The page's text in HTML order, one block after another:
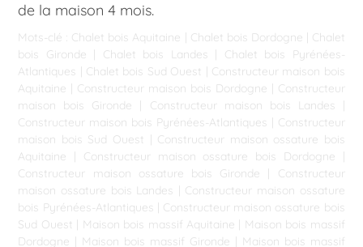
de la maison 4 mois.
Mots-clé : Chalet bois Aquitaine | Chalet bois Dordogne | Chalet
bois Gironde | Chalet bois Landes | Chalet bois Pyrénées-
Atlantiques | Chalet bois Sud Ouest | Constructeur maison bois
Aquitaine | Constructeur maison bois Dordogne | Constructeur
maison bois Gironde | Constructeur maison bois Landes |
Constructeur maison bois Pyrénées-Atlantiques | Constructeur
maison bois Sud Ouest | Constructeur maison ossature bois
Aquitaine | Constructeur maison ossature bois Dordogne |
Constructeur maison ossature bois Gironde | Constructeur
maison ossature bois Landes | Constructeur maison ossature
bois Pyrénées-Atlantiques | Constructeur maison ossature bois
Sud Ouest | Maison bois massif Aquitaine | Maison bois massif
Dordogne | Maison bois massif Gironde | Maison bois massif